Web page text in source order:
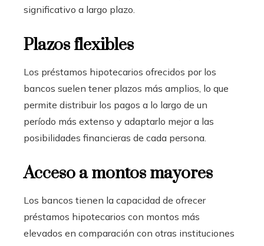
significativo a largo plazo.
Plazos flexibles
Los préstamos hipotecarios ofrecidos por los
bancos suelen tener plazos más amplios, lo que
permite distribuir los pagos a lo largo de un
período más extenso y adaptarlo mejor a las
posibilidades financieras de cada persona.
Acceso a montos mayores
Los bancos tienen la capacidad de ofrecer
préstamos hipotecarios con montos más
elevados en comparación con otras instituciones